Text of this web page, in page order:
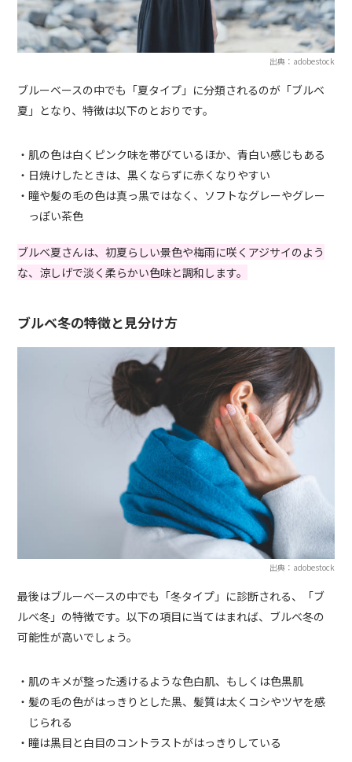
出典：adobestock
ブルーベースの中でも「夏タイプ」に分類されるのが「ブルベ
夏」となり、特徴は以下のとおりです。
・肌の色は白くピンク味を帯びているほか、青白い感じもある
・日焼けしたときは、黒くならずに赤くなりやすい
・瞳や髪の毛の色は真っ黒ではなく、ソフトなグレーやグレー
っぽい茶色
ブルベ夏さんは、初夏らしい景色や梅雨に咲くアジサイのよう
な、涼しげで淡く柔らかい色味と調和します。
ブルベ冬の特徴と見分け方
出典：adobestock
最後はブルーベースの中でも「冬タイプ」に診断される、「ブ
ルベ冬」の特徴です。以下の項目に当てはまれば、ブルベ冬の
可能性が高いでしょう。
・肌のキメが整った透けるような色白肌、もしくは色黒肌
・髪の毛の色がはっきりとした黒、髪質は太くコシやツヤを感
じられる
・瞳は黒目と白目のコントラストがはっきりしている